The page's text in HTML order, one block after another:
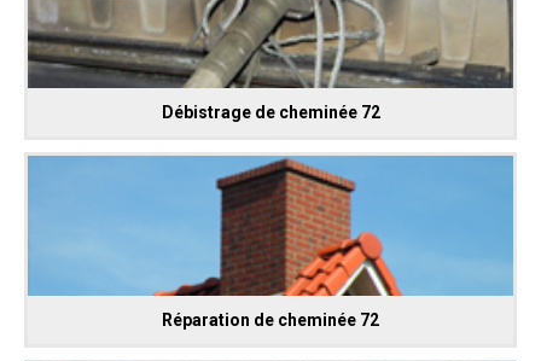
Débistrage de cheminée 72
Réparation de cheminée 72